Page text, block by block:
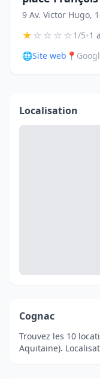
9 Av. Victor Hugo,
★☆☆☆☆1/5•1
🌐Site web 📍
Localisation
Cognac
Trouvez les 10
Aquitaine).